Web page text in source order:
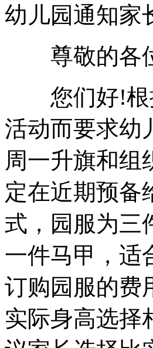
幼儿园通知家
尊敬的各位
您们好!根
活动而要求幼
周一升旗和组
定在近期预备
式，园服为三
一件马甲，适
订购园服的费
实际身高选择